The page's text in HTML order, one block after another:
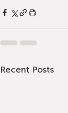
Recent Posts